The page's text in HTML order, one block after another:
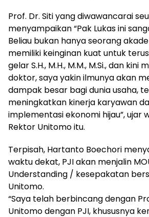
Prof. Dr. Siti yang diwawancarai
menyampaikan “Pak Lukas ini
Beliau bukan hanya seorang
memiliki keinginan kuat untuk
gelar S.H., M.H., M.M., M.Si., dan
doktor, saya yakin ilmunya akan
dampak besar bagi dunia usaha,
meningkatkan kinerja karyawan
implementasi ekonomi hijau”, ujar
Rektor Unitomo itu.
Terpisah, Hartanto Boechori
waktu dekat, PJI akan menjalin
Understanding / kesepakatan
Unitomo.
“Saya telah berbincang dengan
Unitomo dengan PJI, khususnya